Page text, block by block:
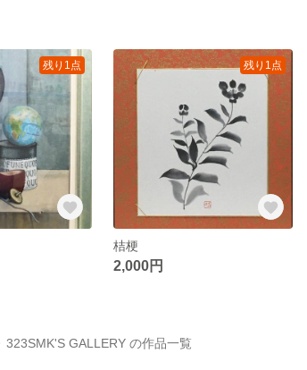
残り1点 残り1点
桔梗
2,000円
323SMK'S GALLERY の作品一覧